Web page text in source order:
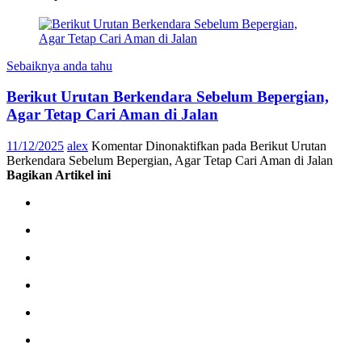
Sebaiknya anda tahu
Berikut Urutan Berkendara Sebelum Bepergian,
Agar Tetap Cari Aman di Jalan
11/12/2025 alex Komentar Dinonaktifkan pada Berikut Urutan
Berkendara Sebelum Bepergian, Agar Tetap Cari Aman di Jalan
Bagikan Artikel ini